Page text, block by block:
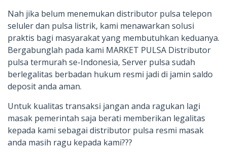
Nah jika belum menemukan distributor pulsa telepon
seluler dan pulsa listrik, kami menawarkan solusi
praktis bagi masyarakat yang membutuhkan keduanya.
Bergabunglah pada kami MARKET PULSA Distributor
pulsa termurah se-Indonesia, Server pulsa sudah
berlegalitas berbadan hukum resmi jadi di jamin saldo
deposit anda aman.
Untuk kualitas transaksi jangan anda ragukan lagi
masak pemerintah saja berati memberikan legalitas
kepada kami sebagai distributor pulsa resmi masak
anda masih ragu kepada kami???